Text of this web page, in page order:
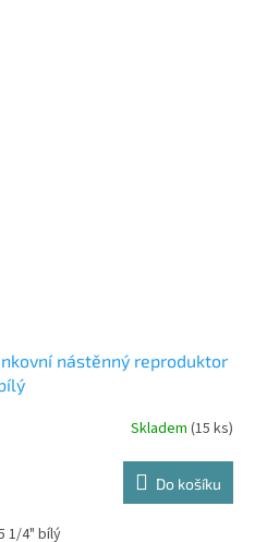
nástěnný reproduktor
Skladem (15 ks)
Do košíku
1/4" bílý